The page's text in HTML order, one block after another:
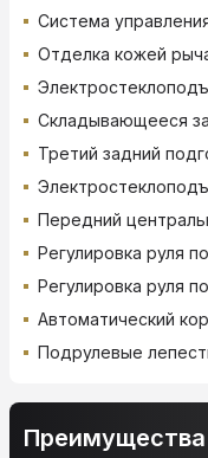
Система
Отделка кожей
Складывающееся
Третий задний
Передний
Регулировка руля
Регулировка руля
Автоматический
Подрулевые
Преимущества